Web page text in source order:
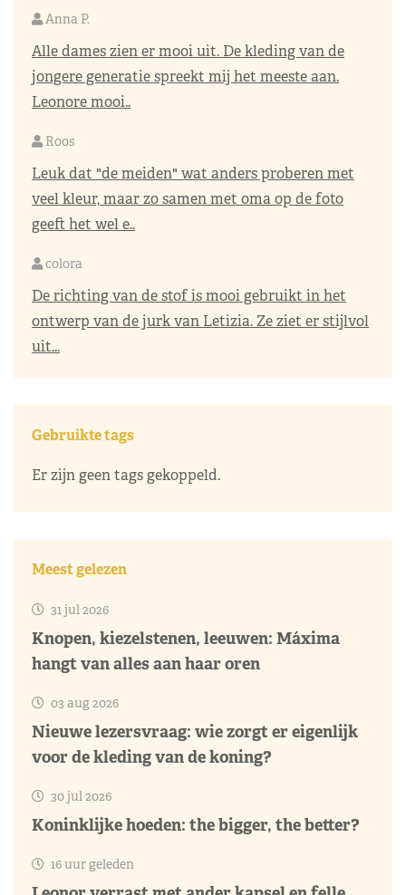
Anna P.
Alle dames zien er mooi uit. De kleding van de
jongere generatie spreekt mij het meeste aan.
Leonore mooi..
Roos
Leuk dat "de meiden" wat anders proberen met
veel kleur, maar zo samen met oma op de foto
geeft het wel e..
colora
De richting van de stof is mooi gebruikt in het
ontwerp van de jurk van Letizia. Ze ziet er stijlvol
uit...
Gebruikte tags
Er zijn geen tags gekoppeld.
Meest gelezen
31 jul 2026
Knopen, kiezelstenen, leeuwen: Máxima
hangt van alles aan haar oren
03 aug 2026
Nieuwe lezersvraag: wie zorgt er eigenlijk
voor de kleding van de koning?
30 jul 2026
Koninklijke hoeden: the bigger, the better?
16 uur geleden